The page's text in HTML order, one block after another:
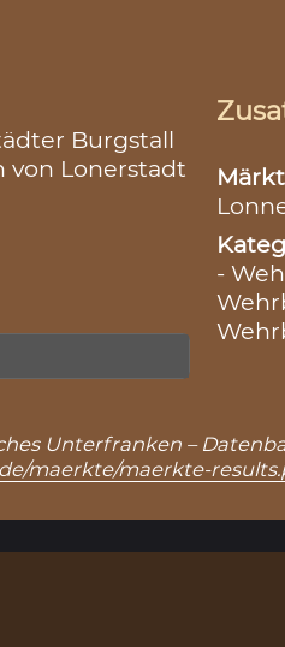
Burgstall
von Lonerstadt
-
Unterfranken –
maerkte/maerkte-